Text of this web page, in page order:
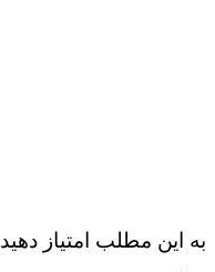
به این مطلب امتیاز دهید